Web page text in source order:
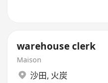
warehouse clerk
Maison
沙田, 火炭